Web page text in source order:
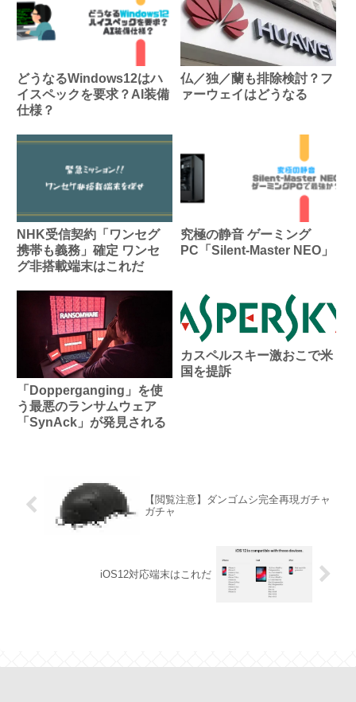
どうなるWindows12はハ
イスペックを要求？AI装備
仕様？
仏／独／蘭も排除検討？フ
ァーウェイはどうなる
NHK受信契約「ワンセグ
携帯も義務」確定 ワンセ
グ非搭載端末はこれだ
究極の静音 ゲーミング
PC「Silent-Master NEO」
「Dopperganging」を使
う最悪のランサムウェア
「SynAck」が発見される
カスペルスキー激おこで米
国を提訴
【閲覧注意】ダンゴムシ完全再現ガチャ
ガチャ
iOS12対応端末はこれだ